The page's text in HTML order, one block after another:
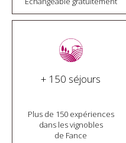
+ 150 séjours
Plus de 150 expériences
dans les vignobles
de Fance